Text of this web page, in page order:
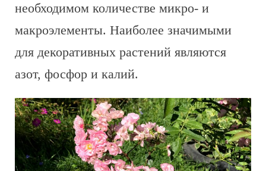
необходимом количестве микро- и
макроэлементы. Наиболее значимыми
для декоративных растений являются
азот, фосфор и калий.